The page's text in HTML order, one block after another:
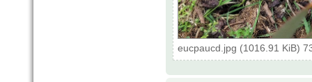
eucpaucd.jpg (1016.91 KiB)